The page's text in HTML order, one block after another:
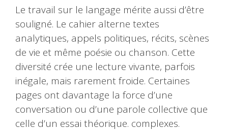
Le travail sur le langage mérite aussi d’être
souligné. Le cahier alterne textes
analytiques, appels politiques, récits, scènes
de vie et même poésie ou chanson. Cette
diversité crée une lecture vivante, parfois
inégale, mais rarement froide. Certaines
pages ont davantage la force d’une
conversation ou d’une parole collective que
celle d’un essai théorique. complexes.